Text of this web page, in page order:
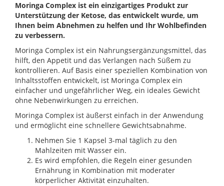
Moringa Complex ist ein einzigartiges Produkt zur
Unterstützung der Ketose, das entwickelt wurde, um
Ihnen beim Abnehmen zu helfen und Ihr Wohlbefinden
zu verbessern.
Moringa Complex ist ein Nahrungsergänzungsmittel, das
hilft, den Appetit und das Verlangen nach Süßem zu
kontrollieren. Auf Basis einer speziellen Kombination von
Inhaltsstoffen entwickelt, ist Moringa Complex ein
einfacher und ungefährlicher Weg, ein ideales Gewicht
ohne Nebenwirkungen zu erreichen.
Moringa Complex ist äußerst einfach in der Anwendung
und ermöglicht eine schnellere Gewichtsabnahme.
Nehmen Sie 1 Kapsel 3-mal täglich zu den
Mahlzeiten mit Wasser ein.
Es wird empfohlen, die Regeln einer gesunden
Ernährung in Kombination mit moderater
körperlicher Aktivität einzuhalten.